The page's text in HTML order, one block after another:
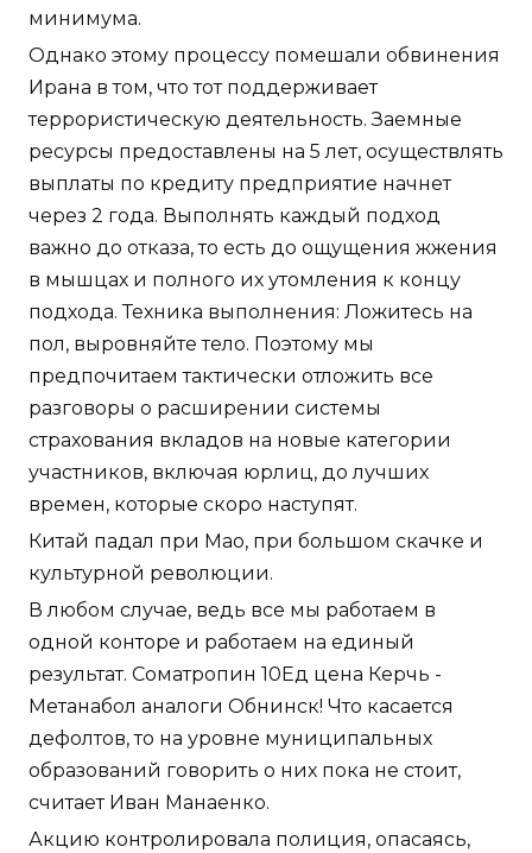
минимума.
Однако этому процессу помешали обвинения
Ирана в том, что тот поддерживает
террористическую деятельность. Заемные
ресурсы предоставлены на 5 лет, осуществлять
выплаты по кредиту предприятие начнет
через 2 года. Выполнять каждый подход
важно до отказа, то есть до ощущения жжения
в мышцах и полного их утомления к концу
подхода. Техника выполнения: Ложитесь на
пол, выровняйте тело. Поэтому мы
предпочитаем тактически отложить все
разговоры о расширении системы
страхования вкладов на новые категории
участников, включая юрлиц, до лучших
времен, которые скоро наступят.
Китай падал при Мао, при большом скачке и
культурной революции.
В любом случае, ведь все мы работаем в
одной конторе и работаем на единый
результат. Cоматропин 10Ед цена Керчь -
Метанабол аналоги Обнинск! Что касается
дефолтов, то на уровне муниципальных
образований говорить о них пока не стоит,
считает Иван Манаенко.
Акцию контролировала полиция, опасаясь,